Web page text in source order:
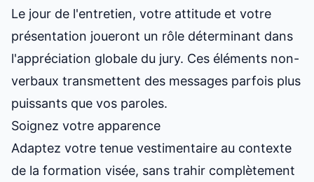
Le jour de l'entretien, votre attitude et votre
présentation joueront un rôle déterminant dans
l'appréciation globale du jury. Ces éléments non-
verbaux transmettent des messages parfois plus
puissants que vos paroles.
Soignez votre apparence
Adaptez votre tenue vestimentaire au contexte
de la formation visée, sans trahir complètement